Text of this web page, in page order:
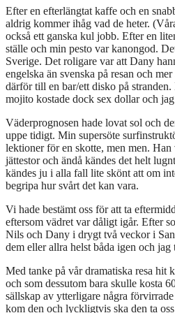
Efter en efterlängtat kaffe och en
aldrig kommer ihåg vad de heter.
också ett ganska kul jobb. Efter en
ställe och min pesto var kanongod.
Sverige. Det roligare var att Dany
engelska än svenska på resan och
därför till en bar/ett disko på
mojito kostade dock sex dollar och
Väderprognosen hade lovat sol och
uppe tidigt. Min supersöte
lektioner för en skotte, men men.
jättestor och ändå kändes det helt
kändes ju i alla fall lite skönt att om
begripa hur svårt det kan vara.
Vi hade bestämt oss för att ta
eftersom vädret var dåligt igår. Efter
Nils och Dany i drygt två veckor i
dem eller allra helst båda igen och
Med tanke på vår dramatiska resa hit
och som dessutom bara skulle kosta
sällskap av ytterligare några
kom den och lyckligtvis ska den ta